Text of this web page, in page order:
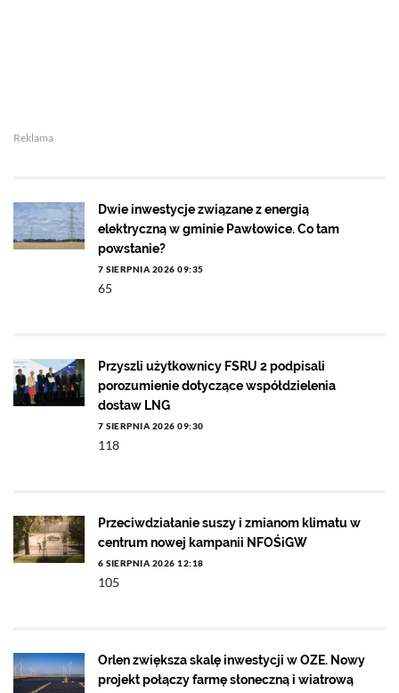
Reklama
Dwie inwestycje związane z energią
elektryczną w gminie Pawłowice. Co tam
powstanie?
7 SIERPNIA 2026 09:35
65
Przyszli użytkownicy FSRU 2 podpisali
porozumienie dotyczące współdzielenia
dostaw LNG
7 SIERPNIA 2026 09:30
118
Przeciwdziałanie suszy i zmianom klimatu w
centrum nowej kampanii NFOŚiGW
6 SIERPNIA 2026 12:18
105
Orlen zwiększa skalę inwestycji w OZE. Nowy
projekt połączy farmę słoneczną i wiatrową